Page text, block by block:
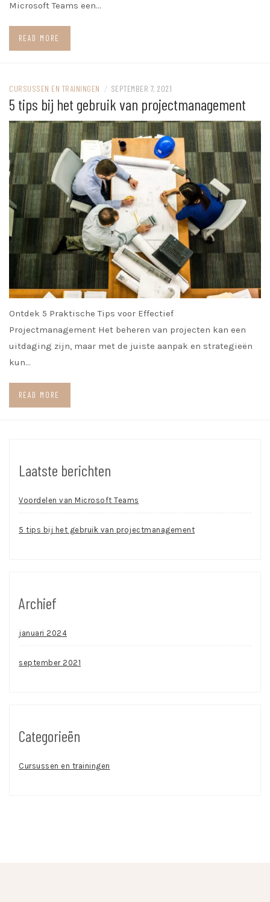
Microsoft Teams een…
READ MORE
CURSUSSEN EN TRAININGEN / SEPTEMBER 7, 2021
5 tips bij het gebruik van projectmanagement
Ontdek 5 Praktische Tips voor Effectief
Projectmanagement Het beheren van projecten kan een
uitdaging zijn, maar met de juiste aanpak en strategieën
kun…
READ MORE
Laatste berichten
Voordelen van Microsoft Teams
5 tips bij het gebruik van projectmanagement
Archief
januari 2024
september 2021
Categorieën
Cursussen en trainingen